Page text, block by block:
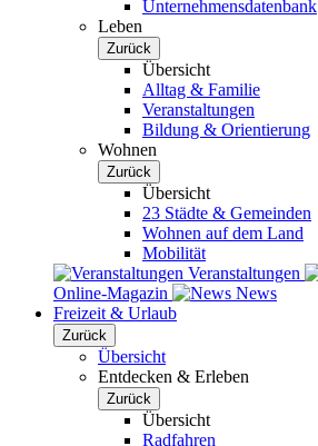
Unternehmensdatenbank
Leben
Zurück
Übersicht
Alltag & Familie
Veranstaltungen
Bildung & Orientierung
Wohnen
Zurück
Übersicht
23 Städte & Gemeinden
Wohnen auf dem Land
Mobilität
Veranstaltungen
Online-Magazin
News
Freizeit & Urlaub
Zurück
Übersicht
Entdecken & Erleben
Zurück
Übersicht
Radfahren